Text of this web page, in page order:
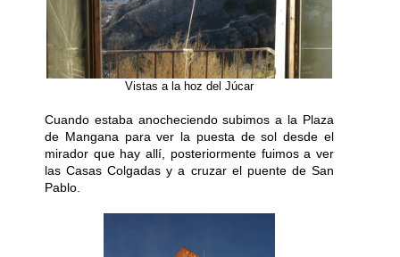
Vistas a la hoz del Júcar
Cuando estaba anocheciendo subimos a la Plaza
de Mangana para ver la puesta de sol desde el
mirador que hay allí, posteriormente fuimos a ver
las Casas Colgadas y a cruzar el puente de San
Pablo.